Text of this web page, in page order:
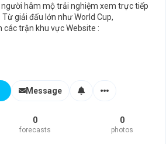
hâm mộ trải nghiệm xem trực tiếp
giải đấu lớn như World Cup,
các trận khu vực Website :
Message
0
forecasts
0
photos